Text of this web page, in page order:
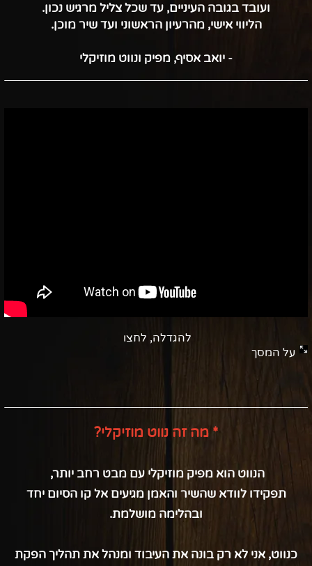
ועובד בגובה העיניים, עד שכל צליל מרגיש נכון.
הליווי אישי, מהרעיון הראשוני ועד שיר מוכן.
- יואב אסיף, מפיק ונווט מוזיקלי
להגדלה, לחצו
על המסך
* מה זה נווט מוזיקלי?
הנווט הוא מפיק מוזיקלי עם מבט רחב יותר,
תפקידו לוודא שהשיר והאמן מגיעים אל קו הסיום יחד
ובהלימה מושלמת.
כנווט, אני לא רק בונה את העיבוד ומנהל את תהליך הפקת